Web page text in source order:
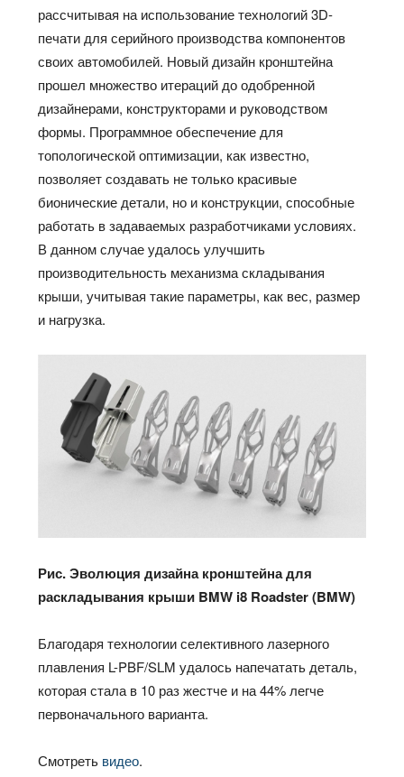
рассчитывая на использование технологий 3D-
печати для серийного производства компонентов
своих автомобилей. Новый дизайн кронштейна
прошел множество итераций до одобренной
дизайнерами, конструкторами и руководством
формы. Программное обеспечение для
топологической оптимизации, как известно,
позволяет создавать не только красивые
бионические детали, но и конструкции, способные
работать в задаваемых разработчиками условиях.
В данном случае удалось улучшить
производительность механизма складывания
крыши, учитывая такие параметры, как вес, размер
и нагрузка.
Рис. Эволюция дизайна кронштейна для
раскладывания крыши BMW i8 Roadster (BMW)
Благодаря технологии селективного лазерного
плавления L-PBF/SLM удалось напечатать деталь,
которая стала в 10 раз жестче и на 44% легче
первоначального варианта.
Смотреть видео.